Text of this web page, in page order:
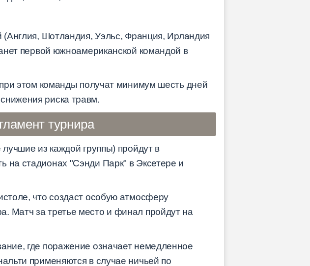
Шотландия, Уэльс, Франция, Ирландия
первой южноамериканской командой в
этом команды получат минимум шесть дней
риска травм.
турнира
из каждой группы) пройдут в
на стадионах "Сэнди Парк" в Эксетере и
что создаст особую атмосферу
Матч за третье место и финал пройдут на
где поражение означает немедленное
применяются в случае ничьей по